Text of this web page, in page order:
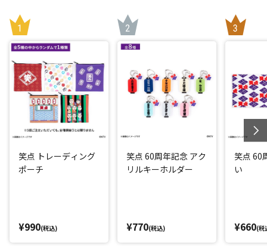
笑点 トレーディング
ポーチ
¥990(税込)
笑点 60周年記念 アク
リルキーホルダー
¥770(税込)
笑点 60
い
¥660(税